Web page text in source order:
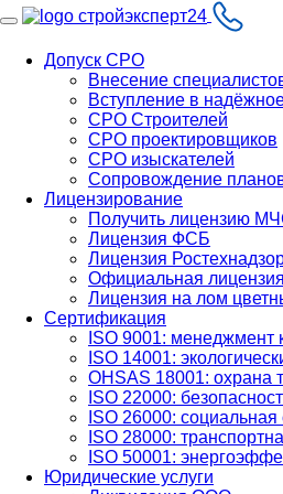
Допуск СРО
Внесение
Вступление в
СРО Строителей
СРО проектировщиков
СРО изыскателей
Сопровождение
Лицензирование
Получить лицензию
Лицензия ФСБ
Лицензия
Официальная
Лицензия на лом
Сертификация
ISO 9001: менеджмент
ISO 14001:
OHSAS 18001: охрана
ISO 22000:
ISO 26000: социальная
ISO 28000:
ISO 50001:
Юридические услуги